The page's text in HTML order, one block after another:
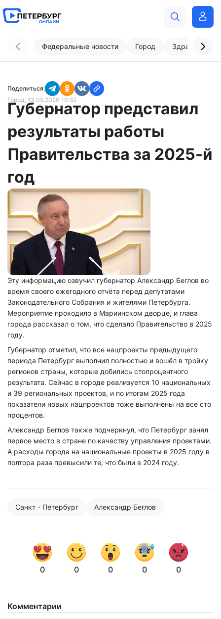
Федеральные новости Город
Поделиться:
Город, 13.05.2026 10:52
Губернатор представил
результаты работы
Правительства за 2025-й
год
Эту информацию озвучил губернатор Александр Беглов во
время своего ежегодного отчёта перед депутатами
Законодательного Собрания и жителями Петербурга.
Мероприятие проходило в Мариинском дворце, и глава
города рассказал о том, что сделало Правительство в 2025
году.
Губернатор отметил, что все нацпроекты предыдущего
периода Петербург выполнил полностью и вошёл в тройку
регионов страны, которые добились стопроцентного
результата. Сейчас в городе реализуется 10 национальных
и 39 региональных проектов, и по итогам 2025 года
показатели новых нацпроектов тоже выполнены на все сто
процентов.
Александр Беглов также подчеркнул, что Петербург занял
первое место в стране по качеству управления проектами.
А расходы города на национальные проекты в 2025 году в
полтора раза превысили те, что были в 2024 году.
Санкт - Петербург Александр Беглов
0 0 0 0 0
Комментарии